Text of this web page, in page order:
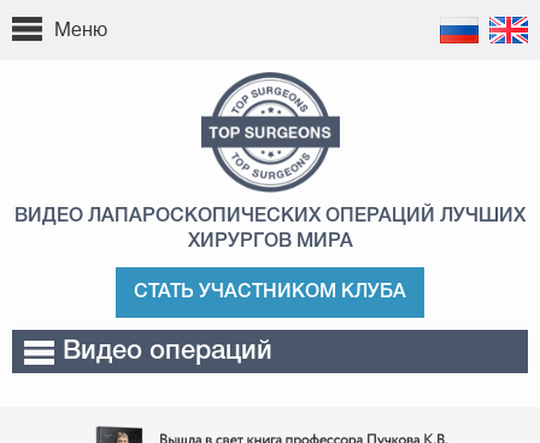
Меню
ВИДЕО ЛАПАРОСКОПИЧЕСКИХ ОПЕРАЦИЙ ЛУЧШИХ
ХИРУРГОВ МИРА
СТАТЬ УЧАСТНИКОМ КЛУБА
Видео операций